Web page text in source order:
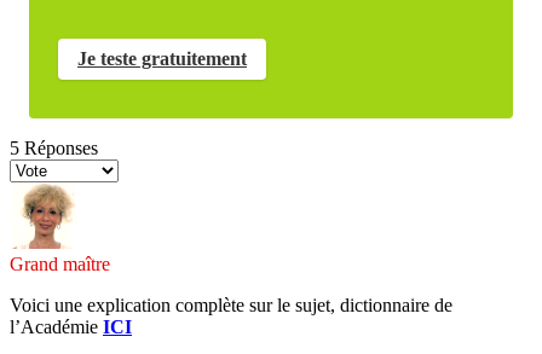
Je teste gratuitement
5 Réponses
Grand maître
Voici une explication complète sur le sujet, dictionnaire de
l’Académie ICI